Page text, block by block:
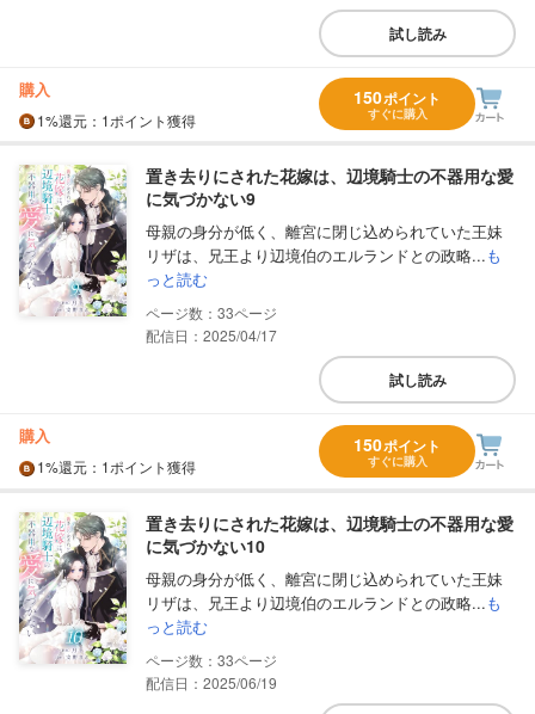
試し読み
購入
1%還元 ：1ポイント獲得
150ポイント
すぐに購入
置き去りにされた花嫁は、辺境騎士の不器用な愛
に気づかない9
母親の身分が低く、離宮に閉じ込められていた王妹
リザは、兄王より辺境伯のエルランドとの政略...も
っと読む
33
配信日：2025/04/17
試し読み
購入
1%還元 ：1ポイント獲得
150ポイント
すぐに購入
置き去りにされた花嫁は、辺境騎士の不器用な愛
に気づかない10
母親の身分が低く、離宮に閉じ込められていた王妹
リザは、兄王より辺境伯のエルランドとの政略...も
っと読む
33
配信日：2025/06/19